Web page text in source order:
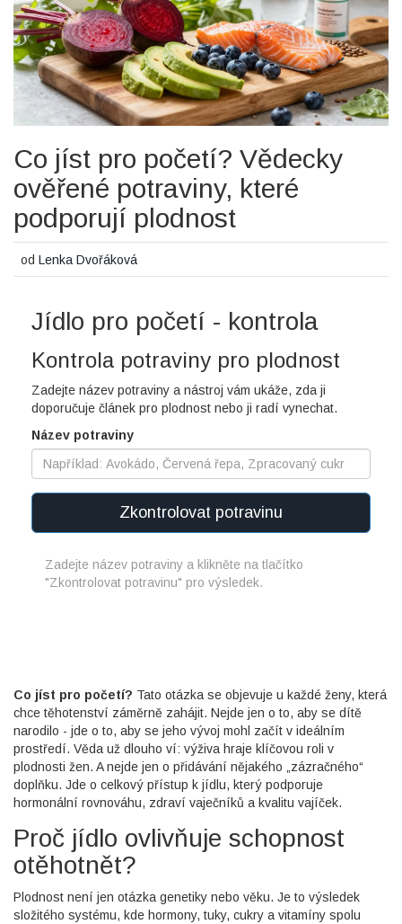
Co jíst pro početí? Vědecky
ověřené potraviny, které
podporují plodnost
odLenka Dvořáková
Jídlo pro početí - kontrola
Kontrola potraviny pro plodnost
Zadejte název potraviny a nástroj vám ukáže, zda ji
doporučuje článek pro plodnost nebo ji radí vynechat.
Název potraviny
Zkontrolovat potravinu
Zadejte název potraviny a klikněte na tlačítko
"Zkontrolovat potravinu" pro výsledek.
Co jíst pro početí? Tato otázka se objevuje u každé ženy, která
chce těhotenství záměrně zahájit. Nejde jen o to, aby se dítě
narodilo - jde o to, aby se jeho vývoj mohl začít v ideálním
prostředí. Věda už dlouho ví: výživa hraje klíčovou roli v
plodnosti žen. A nejde jen o přidávání nějakého „zázračného“
doplňku. Jde o celkový přístup k jídlu, který podporuje
hormonální rovnováhu, zdraví vaječníků a kvalitu vajíček.
Proč jídlo ovlivňuje schopnost
otěhotnět?
Plodnost není jen otázka genetiky nebo věku. Je to výsledek
složitého systému, kde hormony, tuky, cukry a vitamíny spolu